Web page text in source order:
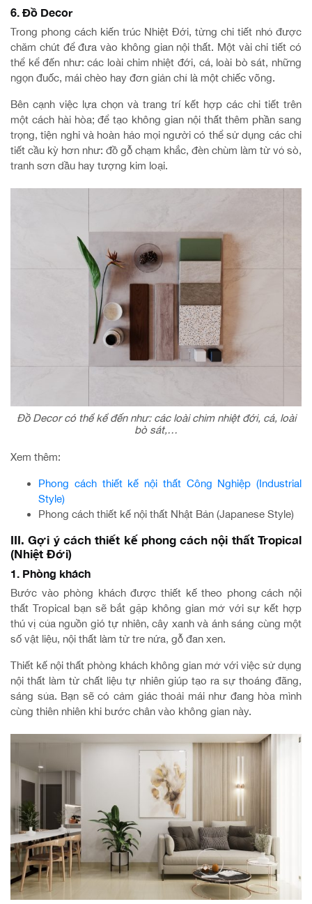
6. Đồ Decor
Trong phong cách kiến trúc Nhiệt Đới, từng chi tiết nhỏ được
chăm chút để đưa vào không gian nội thất. Một vài chi tiết có
thể kể đến như: các loài chim nhiệt đới, cá, loài bò sát, những
ngọn đuốc, mái chèo hay đơn giản chỉ là một chiếc võng.
Bên cạnh việc lựa chọn và trang trí kết hợp các chi tiết trên
một cách hài hòa; để tạo không gian nội thất thêm phần sang
trọng, tiện nghi và hoàn hảo mọi người có thể sử dụng các chi
tiết cầu kỳ hơn như: đồ gỗ chạm khắc, đèn chùm làm từ vỏ sò,
tranh sơn dầu hay tượng kim loại.
Đồ Decor có thể kể đến như: các loài chim nhiệt đới, cá, loài
bò sát,…
Xem thêm:
Phong cách thiết kế nội thất Công Nghiệp (Industrial
Style)
Phong cách thiết kế nội thất Nhật Bản (Japanese Style)
III. Gợi ý cách thiết kế phong cách nội thất Tropical
(Nhiệt Đới)
1. Phòng khách
Bước vào phòng khách được thiết kế theo phong cách nội
thất Tropical bạn sẽ bắt gặp không gian mở với sự kết hợp
thú vị của nguồn gió tự nhiên, cây xanh và ánh sáng cùng một
số vật liệu, nội thất làm từ tre nứa, gỗ đan xen.
Thiết kế nội thất phòng khách không gian mở với việc sử dụng
nội thất làm từ chất liệu tự nhiên giúp tạo ra sự thoáng đãng,
sáng sủa. Bạn sẽ có cảm giác thoải mái như đang hòa mình
cùng thiên nhiên khi bước chân vào không gian này.